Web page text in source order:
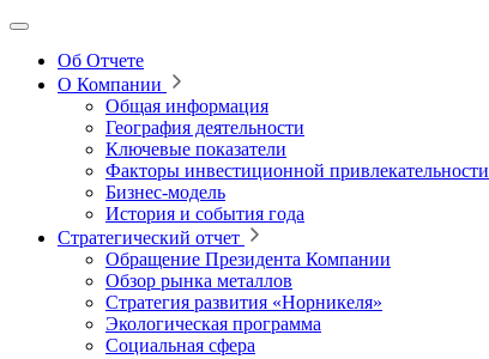
Об Отчете
О Компании
Общая информация
География деятельности
Ключевые показатели
Факторы инвестиционной привлекательности
Бизнес-модель
История и события года
Стратегический отчет
Обращение Президента Компании
Обзор рынка металлов
Стратегия развития «Норникеля»
Экологическая программа
Социальная сфера